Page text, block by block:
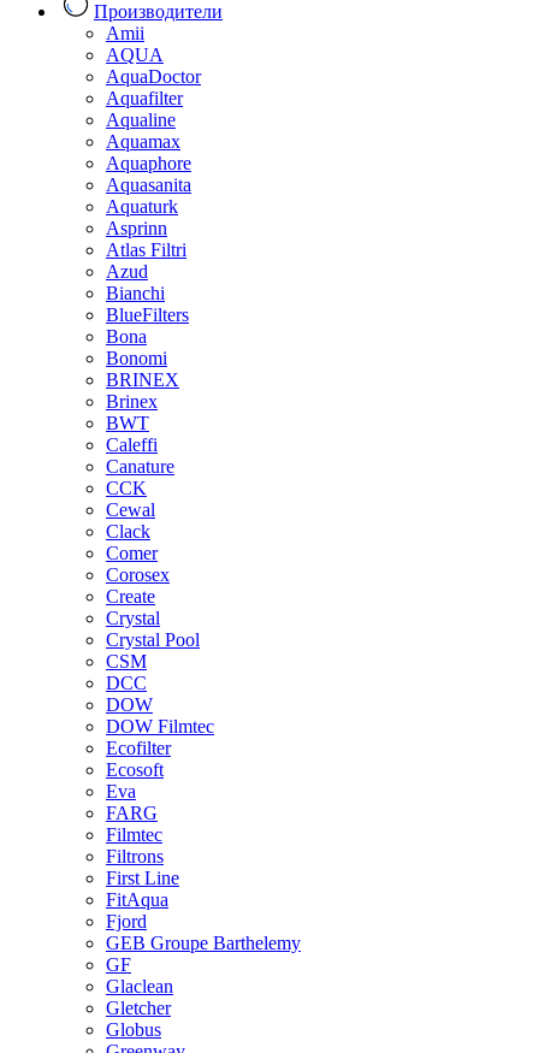
Производители
Amii
AQUA
AquaDoctor
Aquafilter
Aqualine
Aquamax
Aquaphore
Aquasanita
Aquaturk
Asprinn
Atlas Filtri
Azud
Bianchi
BlueFilters
Bona
Bonomi
BRINEX
Brinex
BWT
Caleffi
Canature
CCK
Cewal
Clack
Comer
Corosex
Create
Crystal
Crystal Pool
CSM
DCC
DOW
DOW Filmtec
Ecofilter
Ecosoft
Eva
FARG
Filmtec
Filtrons
First Line
FitAqua
Fjord
GEB Groupe Barthelemy
GF
Glaclean
Gletcher
Globus